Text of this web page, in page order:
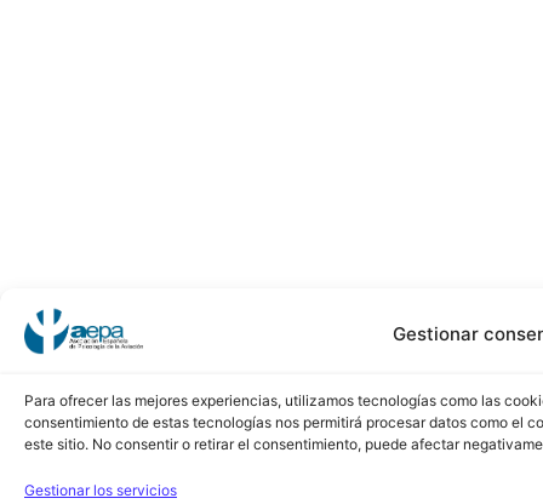
Gestionar
Para ofrecer las mejores experiencias, utilizamos tecnologías como las
consentimiento de estas tecnologías nos permitirá procesar datos como el
este sitio. No consentir o retirar el consentimiento, puede afectar
Gestionar los servicios